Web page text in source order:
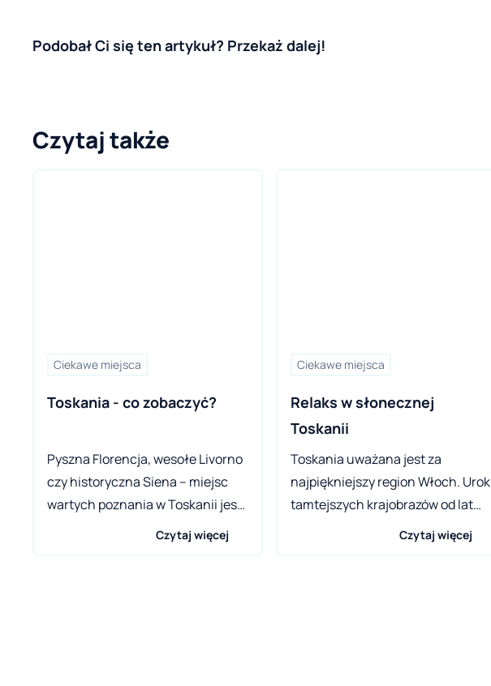
Podobał Ci się ten artykuł? Przekaż dalej!
Czytaj także
Ciekawe miejsca
Toskania - co zobaczyć?
Pyszna Florencja, wesołe Livorno
czy historyczna Siena – miejsc
wartych poznania w Toskanii jest
mnóstwo i każde z nich zasługuje,
Czytaj więcej
Ciekawe miejsca
Relaks w słonecznej
Toskanii
Toskania uważana jest za
najpiękniejszy region Włoch. Urok
tamtejszych krajobrazów od lat
przyciąga malarzy, rzeźbiarzy,
Czytaj więcej